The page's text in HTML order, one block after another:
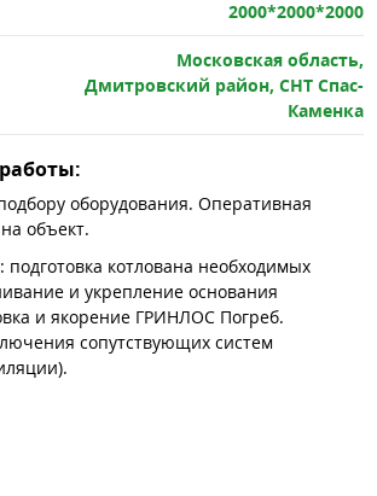
2000*2000*2000
Московская область,
Дмитровский район, СНТ Спас-
Каменка
оборудования. Оперативная
объект.
котлована необходимых
и укрепление основания
и якорение ГРИНЛОС Погреб.
сопутствующих систем